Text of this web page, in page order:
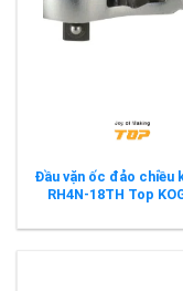
Đầu vặn ốc đảo chiều
RH4N-18TH Top